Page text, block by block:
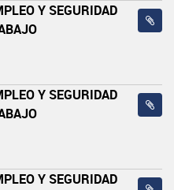
Y SEGURIDAD
Y SEGURIDAD
Y SEGURIDAD